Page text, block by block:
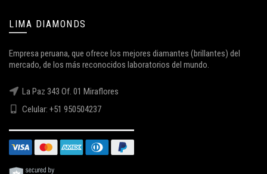
LIMA DIAMONDS
Empresa peruana, que ofrece los mejores diamantes (brillantes) del
mercado, de los más reconocidos laboratorios del mundo.
La Paz 343 Of. 01 Miraflores
Celular: +51 950504237